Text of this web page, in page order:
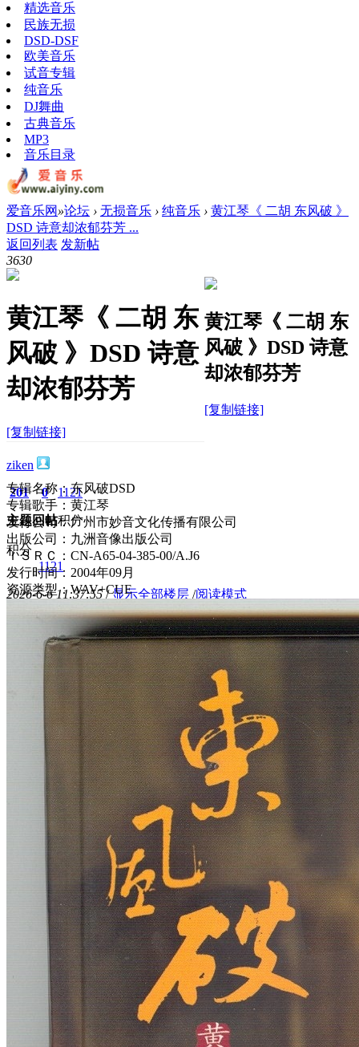
精选音乐
民族无损
DSD-DSF
欧美音乐
试音专辑
纯音乐
DJ舞曲
古典音乐
MP3
音乐目录
爱音乐网 »论坛 › 无损音乐 › 纯音乐 › 黄江琴《 二胡 东风破 》
DSD 诗意却浓郁芬芳 ...
返回列表 发新帖
3630
黄江琴《 二胡 东
风破 》DSD 诗意
却浓郁芬芳
[复制链接]
黄江琴《 二胡 东
风破 》DSD 诗意
却浓郁芬芳
[复制链接]
ziken
201
主题
0
回帖
1121
积分
积分
1121
2026-6-6 11:37:55 / 显示全部楼层 /阅读模式
专辑名称：东风破DSD
专辑歌手：黄江琴
发行公司：广州市妙音文化传播有限公司
出版公司：九洲音像出版公司
ＩＳＲＣ：CN-A65-04-385-00/A.J6
发行时间：2004年09月
资源类型：WAV+CUE